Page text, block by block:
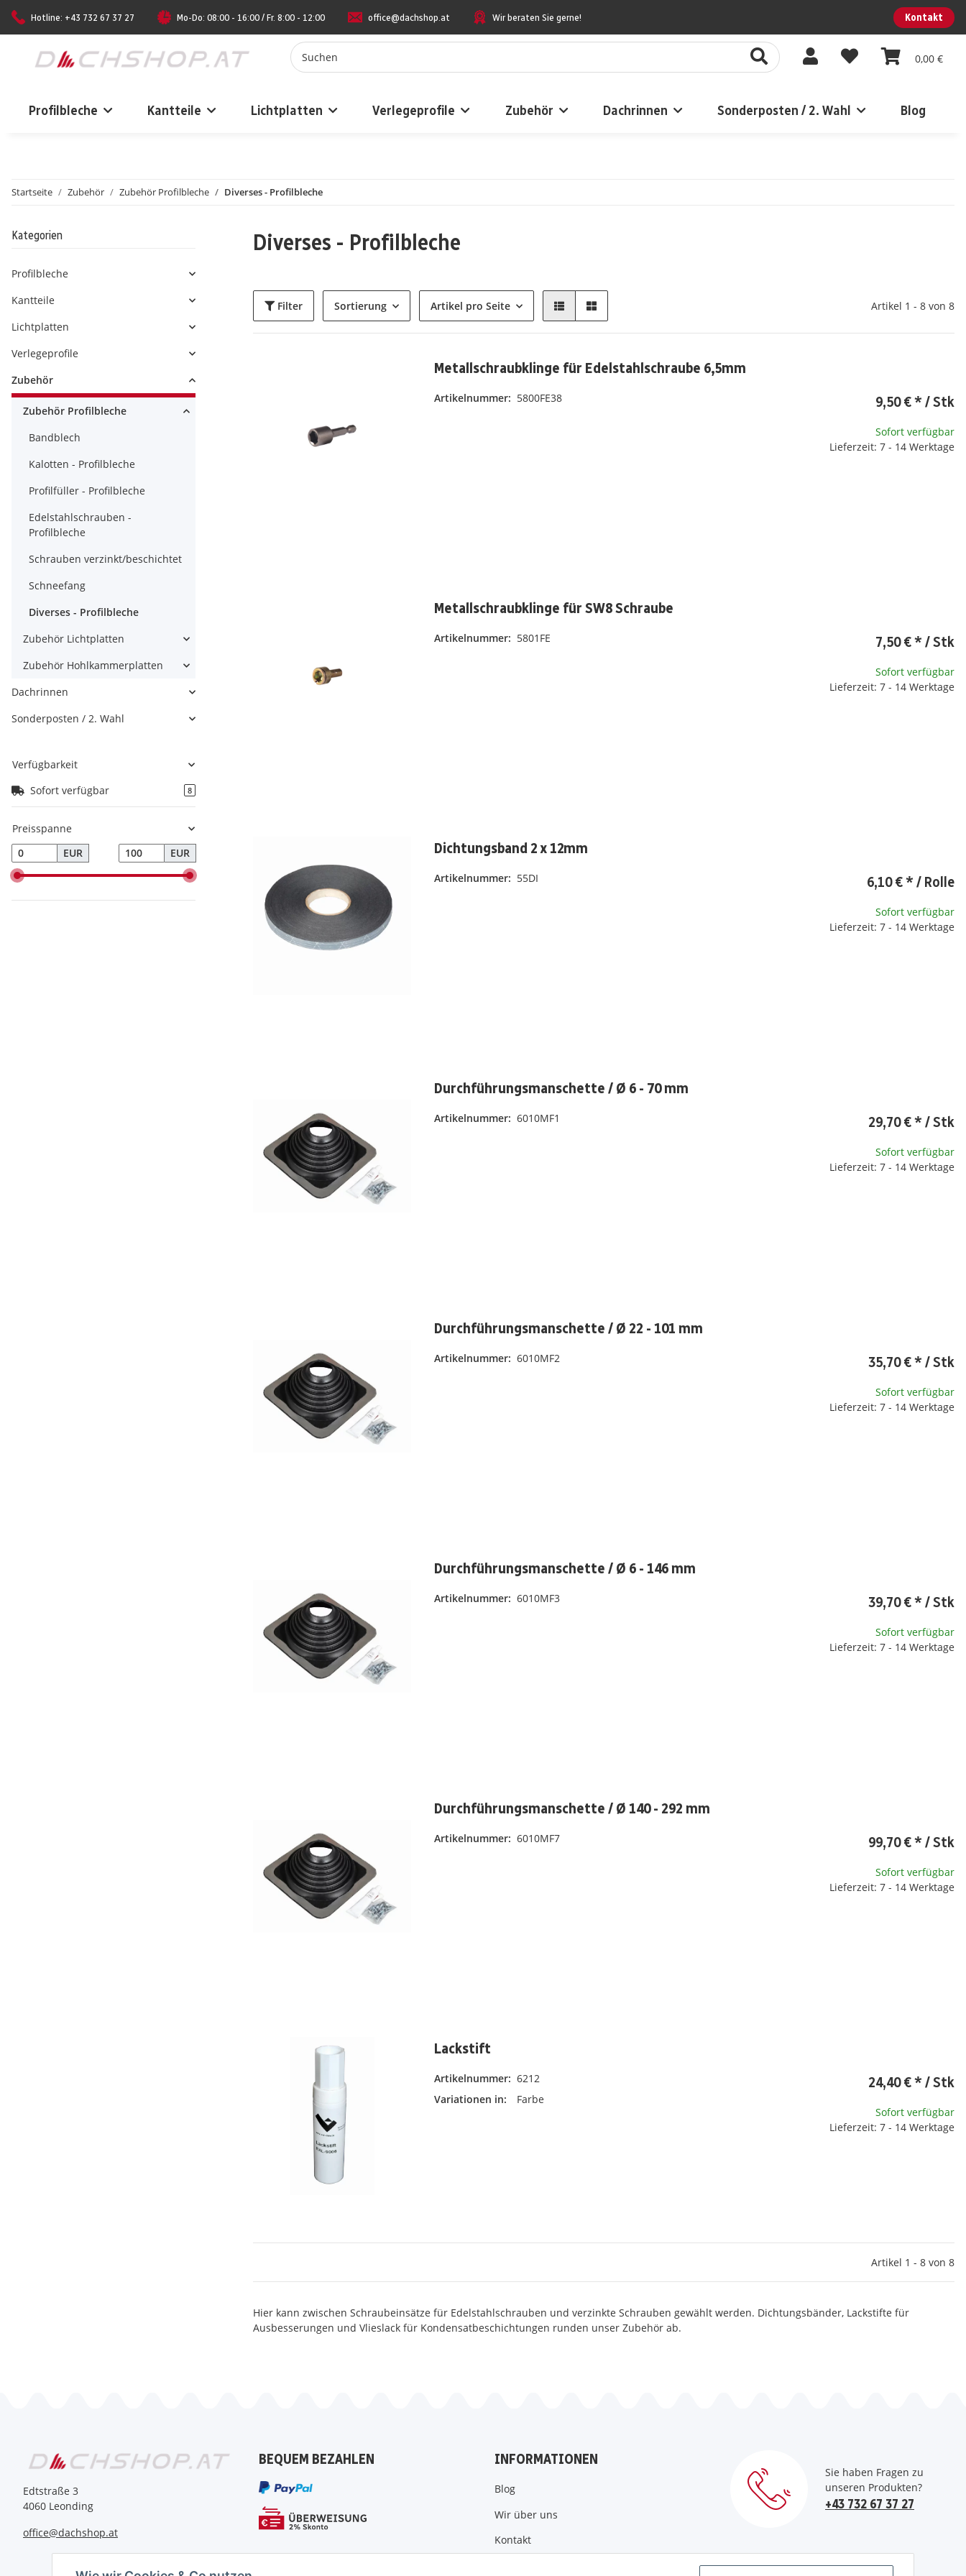
Hotline: +43 732 67 37 27 Mo-Do: 08:00 - 16:00 / Fr. 8:00 - 12:00 office@dachshop.at Wir beraten Sie gerne! Kontakt
0,00 €
Profilbleche Kantteile Lichtplatten Verlegeprofile Zubehör Dachrinnen Sonderposten / 2. Wahl Blog
Startseite Zubehör Zubehör Profilbleche Diverses - Profilbleche
Diverses - Profilbleche
Filter Sortierung Artikel pro Seite Artikel 1 - 8 von 8
Metallschraubklinge für Edelstahlschraube 6,5mm
Artikelnummer: 5800FE38 9,50 €* / Stk
Sofort verfügbar
Lieferzeit: 7 - 14 Werktage
Metallschraubklinge für SW8 Schraube
Artikelnummer: 5801FE 7,50 €* / Stk
Sofort verfügbar
Lieferzeit: 7 - 14 Werktage
Dichtungsband 2 x 12mm
Artikelnummer: 55DI 6,10 €* / Rolle
Sofort verfügbar
Lieferzeit: 7 - 14 Werktage
Durchführungsmanschette / Ø 6 - 70 mm
Artikelnummer: 6010MF1 29,70 €* / Stk
Sofort verfügbar
Lieferzeit: 7 - 14 Werktage
Durchführungsmanschette / Ø 22 - 101 mm
Artikelnummer: 6010MF2 35,70 €* / Stk
Sofort verfügbar
Lieferzeit: 7 - 14 Werktage
Durchführungsmanschette / Ø 6 - 146 mm
Artikelnummer: 6010MF3 39,70 €* / Stk
Sofort verfügbar
Lieferzeit: 7 - 14 Werktage
Durchführungsmanschette / Ø 140 - 292 mm
Artikelnummer: 6010MF7 99,70 €* / Stk
Sofort verfügbar
Lieferzeit: 7 - 14 Werktage
Lackstift
Artikelnummer: 6212
Variationen in:
Farbe
24,40 €* / Stk
Sofort verfügbar
Lieferzeit: 7 - 14 Werktage
Artikel 1 - 8 von 8
Hier kann zwischen Schraubeinsätze für Edelstahlschrauben und verzinkte Schrauben gewählt werden. Dichtungsbänder, Lackstifte für
Ausbesserungen und Vlieslack für Kondensatbeschichtungen runden unser Zubehör ab.
Kategorien
Profilbleche
Kantteile
Lichtplatten
Verlegeprofile
Zubehör
Zubehör Profilbleche
Bandblech
Kalotten - Profilbleche
Profilfüller - Profilbleche
Edelstahlschrauben -
Profilbleche
Schrauben verzinkt/beschichtet
Schneefang
Diverses - Profilbleche
Zubehör Lichtplatten
Zubehör Hohlkammerplatten
Dachrinnen
Sonderposten / 2. Wahl
Verfügbarkeit
Sofort verfügbar
8
Preisspanne
EUR
EUR
Edtstraße 3
4060 Leonding
office@dachshop.at
BEQUEM BEZAHLEN INFORMATIONEN
Blog
Wir über uns
Kontakt
Sie haben Fragen zu
unseren Produkten?
+43 732 67 37 27